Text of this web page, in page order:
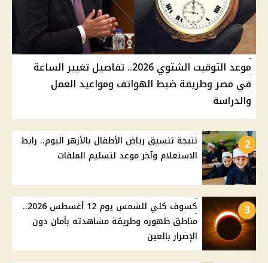
موعد التوقيت الشتوي 2026.. تفاصيل تغيير الساعة
في مصر وطريقة ضبط الهواتف ومواعيد العمل
والدراسة
2
نتيجة تنسيق رياض الأطفال بالأزهر اليوم.. رابط
الاستعلام وآخر موعد لتسليم الملفات
3
كسوف كلي للشمس يوم 12 أغسطس 2026..
مناطق ظهوره وطريقة مشاهدته بأمان دون
الإضرار بالعين